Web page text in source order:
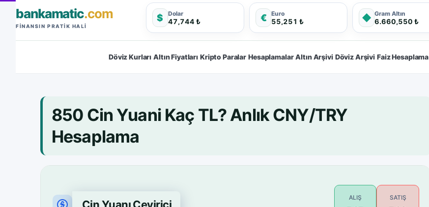
bankamatic.com
FINANSIN PRATIK HALI
$ Dolar
47,744 ₺ € Euro
55,251 ₺ ◆ Gram Altın
6.660,550 ₺
Döviz Kurları Altın Fiyatları Kripto Paralar Hesaplamalar Altın Arşivi Döviz Arşivi Faiz Hesaplama
850 Cin Yuani Kaç TL? Anlık CNY/TRY
Hesaplama
ALIŞ SATIŞ